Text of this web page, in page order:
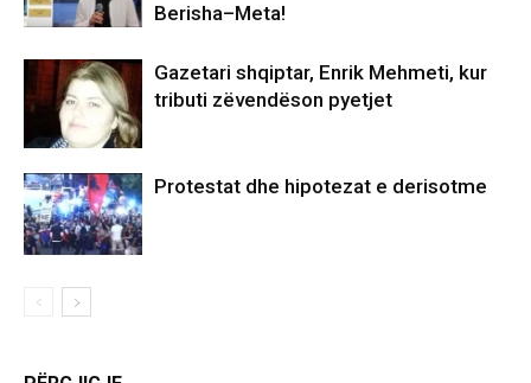
Berisha–Meta!
Gazetari shqiptar, Enrik Mehmeti, kur
tributi zëvendëson pyetjet
Protestat dhe hipotezat e derisotme